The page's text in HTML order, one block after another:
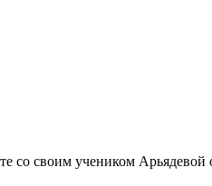
со своим учеником